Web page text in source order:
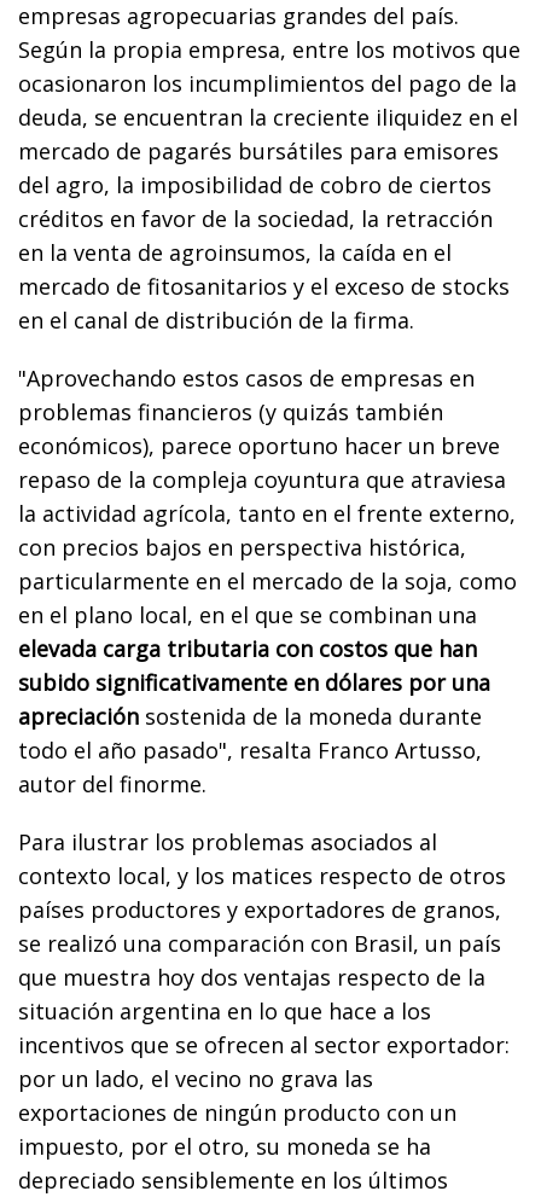
empresas agropecuarias grandes del país.
Según la propia empresa, entre los motivos que
ocasionaron los incumplimientos del pago de la
deuda, se encuentran la creciente iliquidez en el
mercado de pagarés bursátiles para emisores
del agro, la imposibilidad de cobro de ciertos
créditos en favor de la sociedad, la retracción
en la venta de agroinsumos, la caída en el
mercado de fitosanitarios y el exceso de stocks
en el canal de distribución de la firma.
"Aprovechando estos casos de empresas en
problemas financieros (y quizás también
económicos), parece oportuno hacer un breve
repaso de la compleja coyuntura que atraviesa
la actividad agrícola, tanto en el frente externo,
con precios bajos en perspectiva histórica,
particularmente en el mercado de la soja, como
en el plano local, en el que se combinan una
elevada carga tributaria con costos que han
subido significativamente en dólares por una
apreciación sostenida de la moneda durante
todo el año pasado", resalta Franco Artusso,
autor del finorme.
Para ilustrar los problemas asociados al
contexto local, y los matices respecto de otros
países productores y exportadores de granos,
se realizó una comparación con Brasil, un país
que muestra hoy dos ventajas respecto de la
situación argentina en lo que hace a los
incentivos que se ofrecen al sector exportador:
por un lado, el vecino no grava las
exportaciones de ningún producto con un
impuesto, por el otro, su moneda se ha
depreciado sensiblemente en los últimos